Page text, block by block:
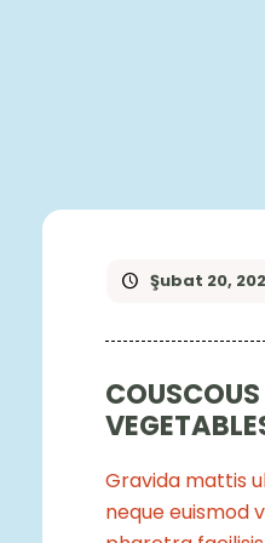
Şubat 20,
Gravida mattis
neque euismod